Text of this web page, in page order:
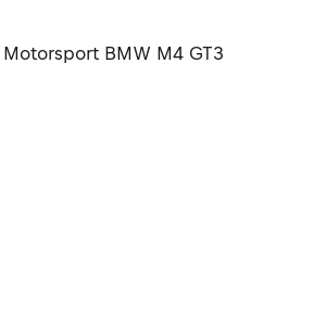
BMW M4 GT3